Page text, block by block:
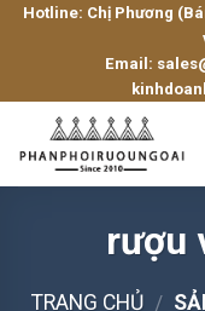
SkipHotline: Chị Phương
Email:
rượu
TRANG CHỦ /